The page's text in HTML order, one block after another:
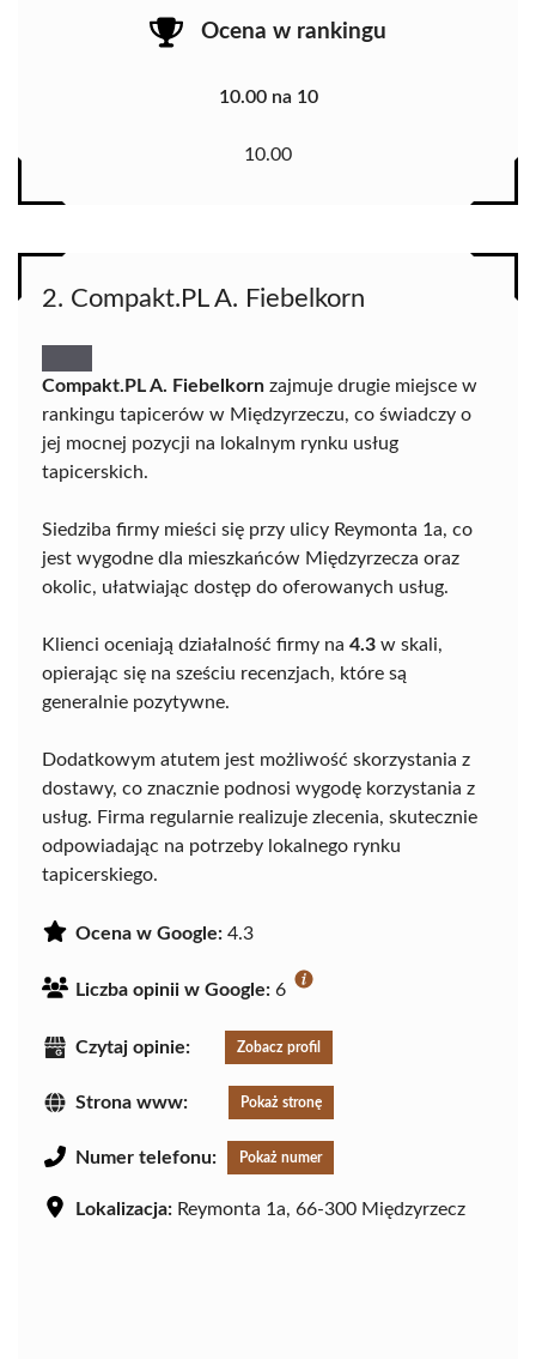
Ocena w rankingu
10.00 na 10
10.00
2. Compakt.PL A. Fiebelkorn
Compakt.PL A. Fiebelkorn zajmuje drugie miejsce w
rankingu tapicerów w Międzyrzeczu, co świadczy o
jej mocnej pozycji na lokalnym rynku usług
tapicerskich.
Siedziba firmy mieści się przy ulicy Reymonta 1a, co
jest wygodne dla mieszkańców Międzyrzecza oraz
okolic, ułatwiając dostęp do oferowanych usług.
Klienci oceniają działalność firmy na 4.3 w skali,
opierając się na sześciu recenzjach, które są
generalnie pozytywne.
Dodatkowym atutem jest możliwość skorzystania z
dostawy, co znacznie podnosi wygodę korzystania z
usług. Firma regularnie realizuje zlecenia, skutecznie
odpowiadając na potrzeby lokalnego rynku
tapicerskiego.
Ocena w Google: 4.3
Liczba opinii w Google: 6
Czytaj opinie: Zobacz profil
Strona www: Pokaż stronę
Numer telefonu: Pokaż numer
Lokalizacja: Reymonta 1a, 66-300 Międzyrzecz